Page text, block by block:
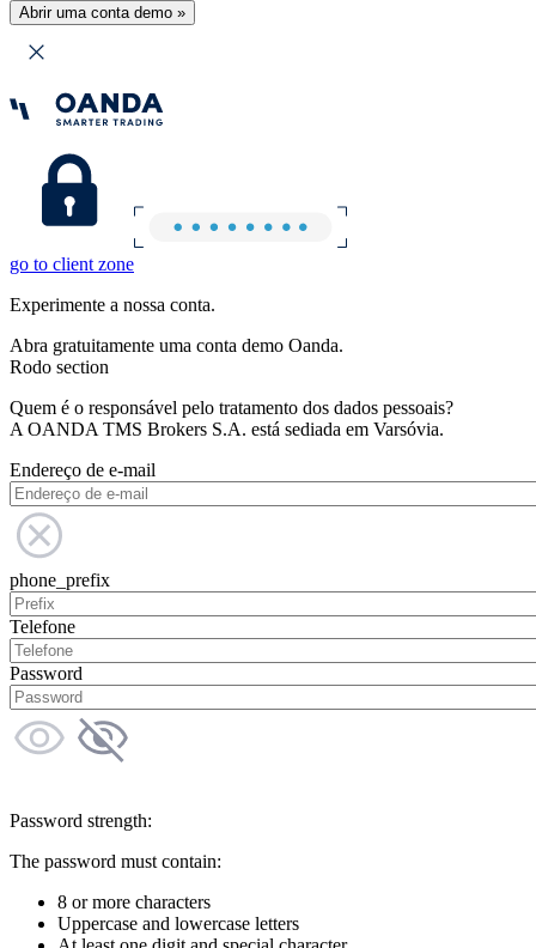
Abrir uma conta demo »
go to client zone
Experimente a nossa conta.
Abra gratuitamente uma conta demo Oanda.
Rodo section
Quem é o responsável pelo tratamento dos dados pessoais?
A OANDA TMS Brokers S.A. está sediada em Varsóvia.
Endereço de e-mail
phone_prefix
Telefone
Password
Password strength:
The password must contain:
8 or more characters
Uppercase and lowercase letters